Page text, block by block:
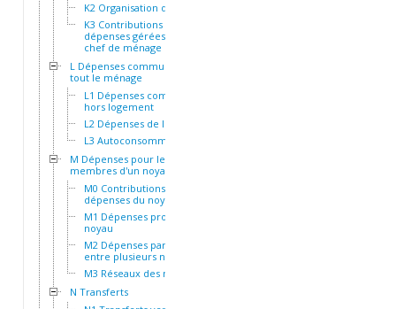
K2 Organisation des repas
K3 Contributions et
dépenses gérées par le
chef de ménage
L Dépenses communes à
tout le ménage
L1 Dépenses communes
hors logement
L2 Dépenses de logement
L3 Autoconsommation
M Dépenses pour les
membres d'un noyau
M0 Contributions aux
dépenses du noyau
M1 Dépenses propres au
noyau
M2 Dépenses partagées
entre plusieurs noyaux
M3 Réseaux des noyaux
N Transferts